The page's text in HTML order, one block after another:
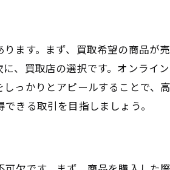
ます。まず、買取希望の商品が
、買取店の選択です。オンライ
っかりとアピールすることで、
きる取引を目指しましょう。